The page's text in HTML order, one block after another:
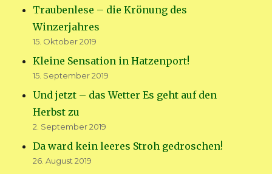
Traubenlese – die Krönung des
Winzerjahres
15. Oktober 2019
Kleine Sensation in Hatzenport!
15. September 2019
Und jetzt – das Wetter Es geht auf den
Herbst zu
2. September 2019
Da ward kein leeres Stroh gedroschen!
26. August 2019